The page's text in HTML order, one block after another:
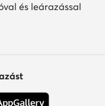
és leárazással